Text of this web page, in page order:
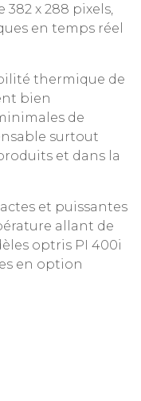
x 288 pixels,
en temps réel
thermique de
bien
de
surtout
et dans la
et puissantes
allant de
optris PI 400i
en option